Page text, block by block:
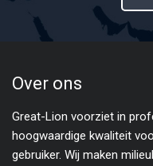
Over ons
Great-Lion voorziet in
hoogwaardige kwaliteit
gebruiker. Wij maken